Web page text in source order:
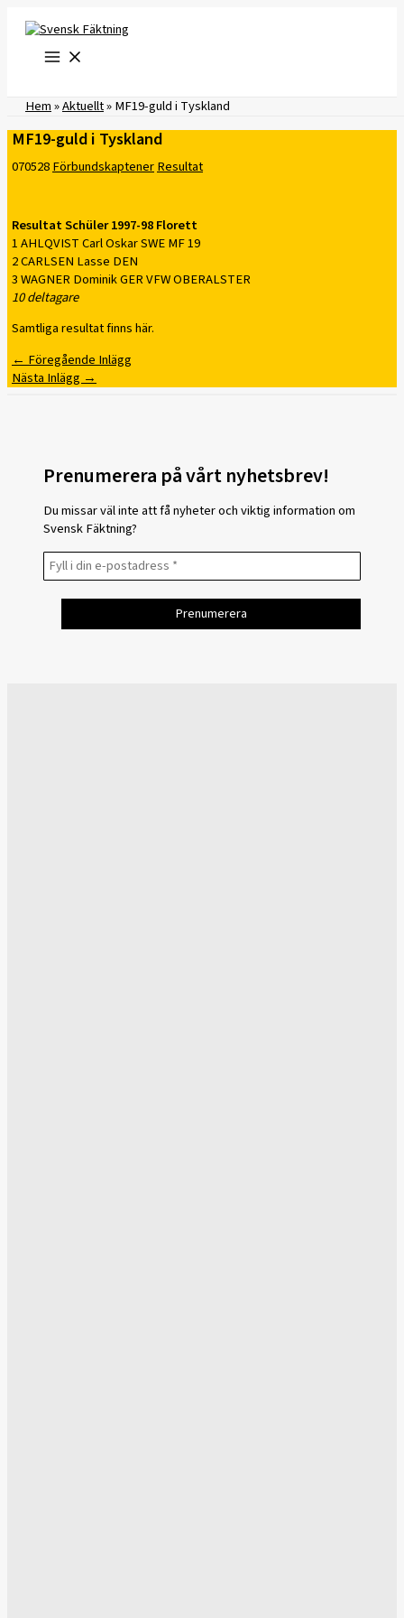
innehåll
Hem»Aktuellt»MF19-guld i Tyskland
MF19-guld i Tyskland
070528FörbundskaptenerResultat
Resultat Schüler 1997-98 Florett
1 AHLQVIST Carl Oskar SWE MF 19
2 CARLSEN Lasse DEN
3 WAGNER Dominik GER VFW OBERALSTER
10 deltagare
Samtliga resultat finns här.
← Föregående Inlägg
Nästa Inlägg →
Prenumerera på vårt nyhetsbrev!
Du missar väl inte att få nyheter och viktig information om
Svensk Fäktning?